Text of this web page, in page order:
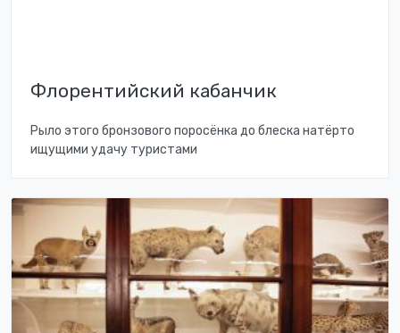
Флорентийский кабанчик
Рыло этого бронзового поросёнка до блеска натёрто
ищущими удачу туристами